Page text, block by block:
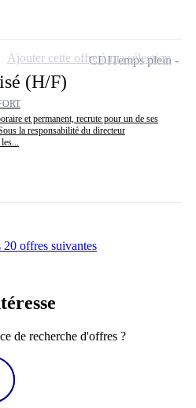
(H/F)
et permanent, recrute pour un de ses
la responsabilité du directeur
CDITemps plein
Ajouter cette offre à ma sélection
offres suivantes
de recherche d'offres ?